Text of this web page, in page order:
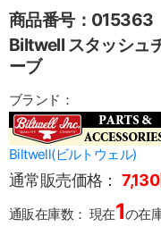
商品番号：015363
Biltwell スタッシュ
ーブ
ブランド：
Biltwell(ビルトウェル)
通常販売価格：
通販在庫数： 現在1の在